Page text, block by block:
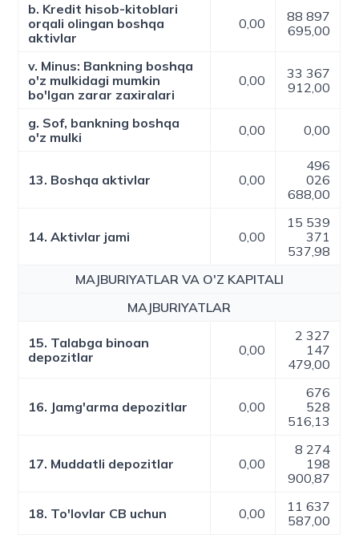
b. Kredit hisob-kitoblari
orqali olingan boshqa
aktivlar
0,00
88 897
695,00
v. Minus: Bankning boshqa
o'z mulkidagi mumkin
bo'lgan zarar zaxiralari
0,00
33 367
912,00
g. Sof, bankning boshqa
o'z mulki
0,00 0,00
13. Boshqa aktivlar 0,00
496
026
688,00
14. Aktivlar jami 0,00
15 539
371
537,98
MAJBURIYATLAR VA O'Z KAPITALI
MAJBURIYATLAR
15. Talabga binoan
depozitlar
0,00
2 327
147
479,00
16. Jamg'arma depozitlar 0,00
676
528
516,13
17. Muddatli depozitlar 0,00
8 274
198
900,87
18. To'lovlar CB uchun 0,00
11 637
587,00